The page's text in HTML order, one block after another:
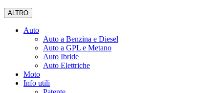
ALTRO
Auto
Auto a Benzina e Diesel
Auto a GPL e Metano
Auto Ibride
Auto Elettriche
Moto
Info utili